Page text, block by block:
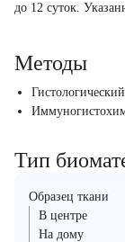
до 12 суток.
Методы
Тип
Образец ткани
В центре
На дому